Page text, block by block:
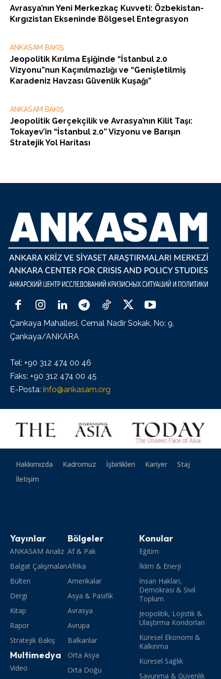
Avrasya’nın Yeni Merkezkaç Kuvveti: Özbekistan-
Kırgızistan Ekseninde Bölgesel Entegrasyon
ANKASAM BAKIŞ
Jeopolitik Kırılma Eşiğinde “İstanbul 2.0
Vizyonu”nun Kaçınılmazlığı ve “Genişletilmiş
Karadeniz Havzası Güvenlik Kuşağı”
ANKASAM BAKIŞ
Jeopolitik Gerçekçilik ve Avrasya’nın Kilit Taşı:
Tokayev’in “İstanbul 2.0” Vizyonu ve Barışın
Stratejik Yol Haritası
Çankaya Mahallesi, Cemal Nadir Sokak, No: 9,
Çankaya/ANKARA
Tel: +90 312 474 00 46
Faks: +90 312 474 00 45
E-Posta: info@ankasam.org
Hakkımızda Kadromuz İşbirlikleri Kariyer
Staj
İletişim
Yayınlar
ANKASAM Analiz
Balgat Çalışmaları
Bülten
Dergi
Kitap
Rapor
Stratejik Bakış
Multimedya
Video
Bölgeler
Af & Pak
Afrika
Amerikalar
Asya & Pasifik
Avrasya
Avrupa
Balkanlar
Orta Asya
Orta Doğu
Konular
Eğitim
İklim & Enerji
İnsan Hakları,
Demokrasi & Sivil
Toplum
Jeopolitik, Lojistik &
Ulaştırma Koridorları
Küresel Ekonomi &
Kalkınma
Küresel Sağlık
Savunma & Güvenlik